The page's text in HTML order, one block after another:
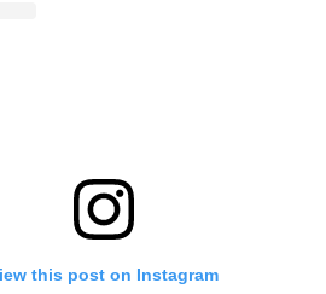
this post on Instagram